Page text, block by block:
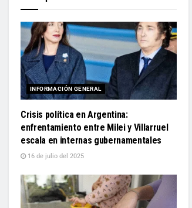
INFORMACIÓN GENERAL
Crisis política en Argentina:
enfrentamiento entre Milei y Villarruel
escala en internas gubernamentales
16 de julio del 2025